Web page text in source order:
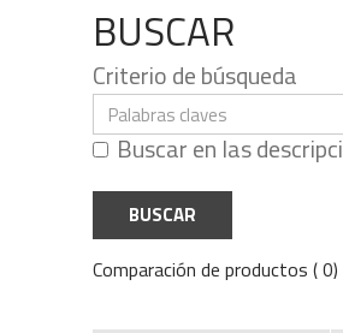
BUSCAR
Criterio de búsqueda
Buscar en las
Comparación de productos ( 0)